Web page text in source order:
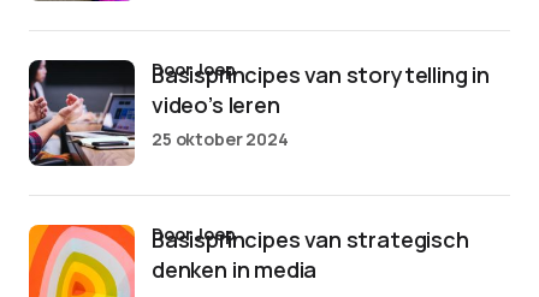
Basisprincipes van storytelling in
video’s leren
door Joep
25 oktober 2024
Basisprincipes van strategisch
denken in media
door Joep